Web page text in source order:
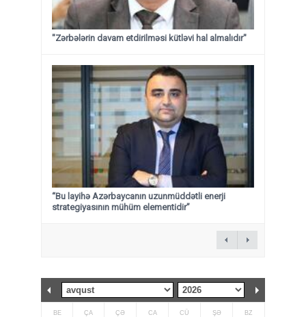
"Zərbələrin davam etdirilməsi kütləvi hal almalıdır"
“Bu layihə Azərbaycanın uzunmüddətli enerji
strategiyasının mühüm elementidir”
BE ÇA ÇƏ CA CÜ ŞƏ BZ